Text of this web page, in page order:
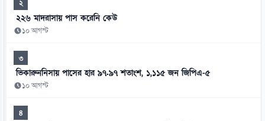
২
২২৬ মাদরাসায় পাস করেনি কেউ
১০ আগস্ট
৩
ভিকারুননিসায় পাসের হার ৯৭.৯৭ শতাংশ, ১,১১৫ জন জিপিএ-৫
১০ আগস্ট
৪